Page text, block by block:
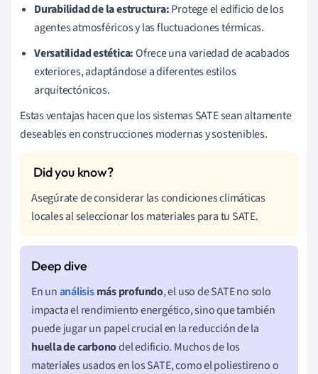
Durabilidad de la estructura:Protege el edificio de los
agentes atmosféricos y las fluctuaciones térmicas.
Versatilidad estética:Ofrece una variedad de acabados
exteriores, adaptándose a diferentes estilos
arquitectónicos.
Estas ventajas hacen que los sistemas SATE sean altamente
deseables en construcciones modernas y sostenibles.
Asegúrate de considerar las condiciones climáticas
locales al seleccionar los materiales para tu SATE.
En unanálisismás profundo, el uso de SATE no solo
impacta el rendimiento energético, sino que también
puede jugar un papel crucial en la reducción de la
huella de carbonodel edificio. Muchos de los
materiales usados en los SATE, como el poliestireno o